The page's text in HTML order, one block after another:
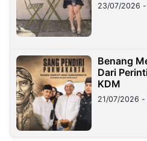
23/07/2026 -
Benang
Dari
KDM
21/07/2026 -